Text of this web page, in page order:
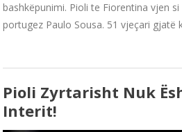
bashkëpunimi. Pioli te Fiorentina vjen
portugez Paulo Sousa. 51 vjeçari gjatë
Pioli Zyrtarisht Nuk
Interit!